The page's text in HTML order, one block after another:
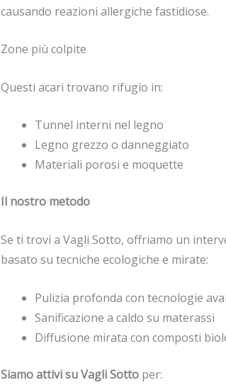
causando reazioni allergiche fastidiose.
Zone più colpite
Questi acari trovano rifugio in:
Tunnel interni nel legno
Legno grezzo o danneggiato
Materiali porosi e moquette
Il nostro metodo
Se ti trovi a Vagli Sotto, offriamo un
basato su tecniche ecologiche e mirate:
Pulizia profonda con tecnologie
Sanificazione a caldo su materassi
Diffusione mirata con composti
Siamo attivi su Vagli Sotto per: